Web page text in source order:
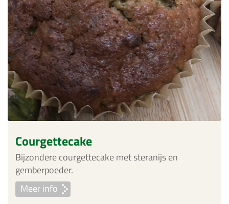
Courgettecake
Bijzondere courgettecake met steranijs en
gemberpoeder.
Meer info